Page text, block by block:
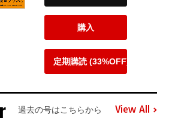
購入
定期購読 (33%OFF)
過去の号はこちらから View All